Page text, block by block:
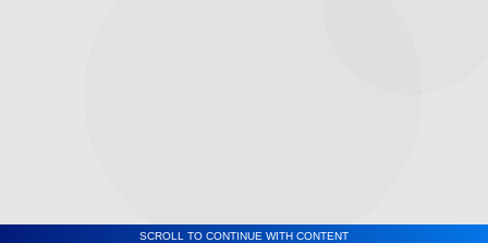
SCROLL TO CONTINUE WITH CONTENT